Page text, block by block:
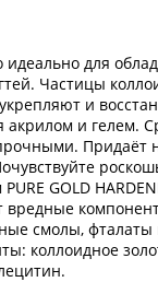
идеально для
Частицы
и
и гелем.
Придаёт
GOLD
вредные
смолы, фталаты
коллоидное